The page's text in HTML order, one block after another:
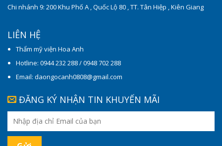
Chi nhánh 9: 200 Khu Phố A , Quốc Lộ 80 , TT. Tân Hiệp , Kiên Giang
LIÊN HỆ
Thẩm mỹ viện Hoa Anh
Hotline: 0944 232 288 / 0948 702 288
Email: daongocanh0808@gmail.com
ĐĂNG KÝ NHẬN TIN KHUYẾN MÃI